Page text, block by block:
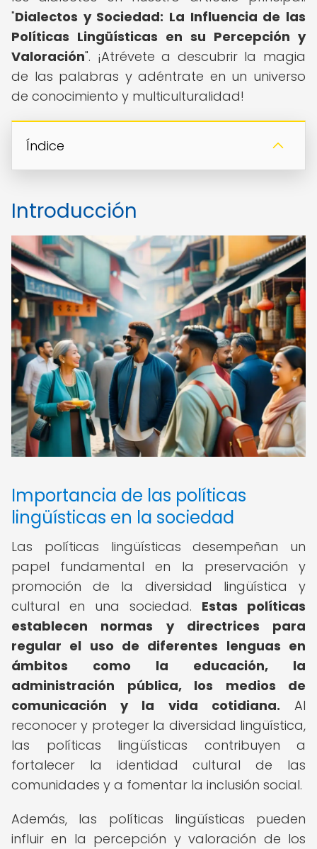
"Dialectos y Sociedad: La Influencia de las
Políticas Lingüísticas en su Percepción y
Valoración". ¡Atrévete a descubrir la magia
de las palabras y adéntrate en un universo
de conocimiento y multiculturalidad!
Índice
Introducción
Importancia de las políticas
lingüísticas en la sociedad
Las políticas lingüísticas desempeñan un
papel fundamental en la preservación y
promoción de la diversidad lingüística y
cultural en una sociedad. Estas políticas
establecen normas y directrices para
regular el uso de diferentes lenguas en
ámbitos como la educación, la
administración pública, los medios de
comunicación y la vida cotidiana. Al
reconocer y proteger la diversidad lingüística,
las políticas lingüísticas contribuyen a
fortalecer la identidad cultural de las
comunidades y a fomentar la inclusión social.
Además, las políticas lingüísticas pueden
influir en la percepción y valoración de los